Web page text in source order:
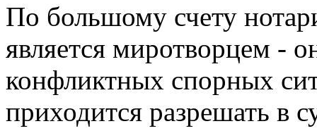
По большому счету
является миротворцем -
конфликтных спорных
приходится разрешать в